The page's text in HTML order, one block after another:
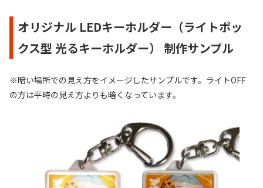
オリジナル LEDキーホルダー（ライトボッ
クス型 光るキーホルダー） 制作サンプル
※暗い場所での見え方をイメージしたサンプルです。ライトOFF
の方は平時の見え方よりも暗くなっています。